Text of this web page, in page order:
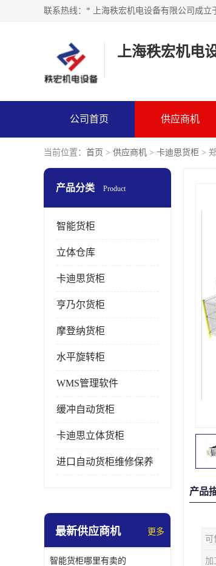
上海秩宏机电
公司首页 供应商机
当前位置： 首页 > 供应商机 > 卡迪思货柜 >
产品分类 Product
智能货柜
立体仓库
卡迪思货柜
亨乃尔货柜
摩登纳货柜
水平旋转柜
WMS管理软件
缓冲自动货柜
卡迪思立体货柜
进口自动货柜维修保养
最新供应商机 更多
智能货柜哪里有卖的
产品
可
加